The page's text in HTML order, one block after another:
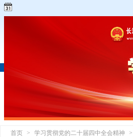
首页 > 学习贯彻党的二十届四中全会精神 >